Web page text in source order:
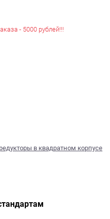
- 5000 рублей!!!
в квадратном корпусе